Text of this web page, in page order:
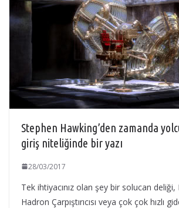
Stephen Hawking’den zamanda
giriş niteliğinde bir yazı
28/03/2017
Tek ihtiyacınız olan şey bir solucan deliği,
Hadron Çarpıştırıcısı veya çok çok hızlı